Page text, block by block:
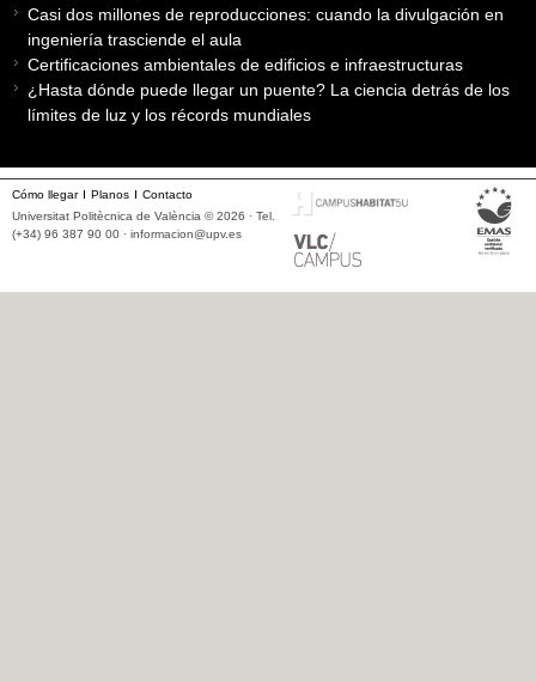
Casi dos millones de reproducciones: cuando la divulgación en
ingeniería trasciende el aula
Certificaciones ambientales de edificios e infraestructuras
¿Hasta dónde puede llegar un puente? La ciencia detrás de los
límites de luz y los récords mundiales
Cómo llegar Planos
Contacto
Universitat Politècnica de València © 2026 · Tel.
(+34) 96 387 90 00 · informacion@upv.es